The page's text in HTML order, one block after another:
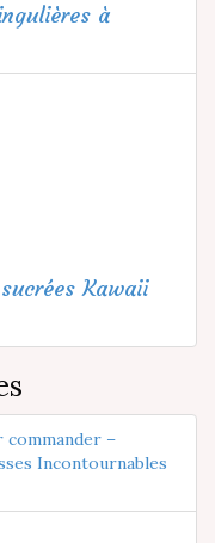
à
Kawaii
commander –
Incontournables